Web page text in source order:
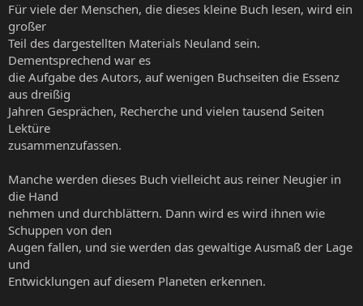
Für viele der Menschen, die dieses kleine Buch lesen, wird ein
großer
Teil des dargestellten Materials Neuland sein.
Dementsprechend war es
die Aufgabe des Autors, auf wenigen Buchseiten die Essenz
aus dreißig
Jahren Gesprächen, Recherche und vielen tausend Seiten
Lektüre
zusammenzufassen.
Manche werden dieses Buch vielleicht aus reiner Neugier in
die Hand
nehmen und durchblättern. Dann wird es wird ihnen wie
Schuppen von den
Augen fallen, und sie werden das gewaltige Ausmaß der Lage
und
Entwicklungen auf diesem Planeten erkennen.